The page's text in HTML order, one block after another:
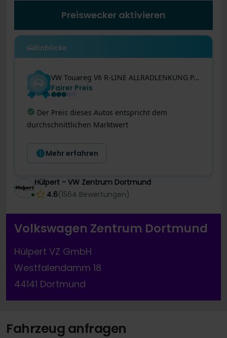
Preiswecker aktivieren
Einblicke
VW Touareg V6 R-LINE ALLRADLENKUNG PANO AHK LM22
Fairer Preis
Letzte Preisänderung: Dieses Angebot wurde
gerade noch besser! Der Preis wurde vor 4 Tagen
Mehr erfahren
Hülpert - VW Zentrum Dortmund
4.6(1564 Bewertungen)
Volkswagen Zentrum Dortmund
Hülpert VZ GmbH
Westfalendamm 18
44141 Dortmund
Fahrzeug anfragen